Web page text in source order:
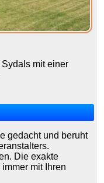
mit einer
gedacht und beruht
Die exakte
mit Ihren